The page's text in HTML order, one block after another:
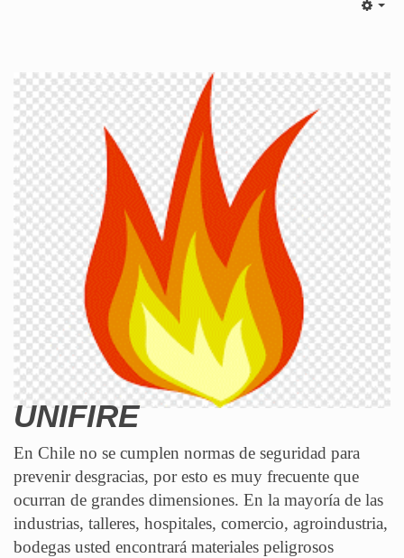
UNIFIRE
En Chile no se cumplen normas de seguridad para
prevenir desgracias, por esto es muy frecuente que
ocurran de grandes dimensiones. En la mayoría de las
industrias, talleres, hospitales, comercio, agroindustria,
bodegas usted encontrará materiales peligrosos